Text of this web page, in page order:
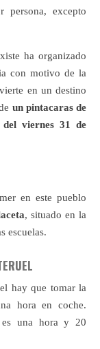
excepto
ha organizado
con motivo de la
en un destino
un pintacaras de
viernes 31 de
en este pueblo
, situado en la
escuelas.
hay que tomar la
hora en coche.
es una hora y 20